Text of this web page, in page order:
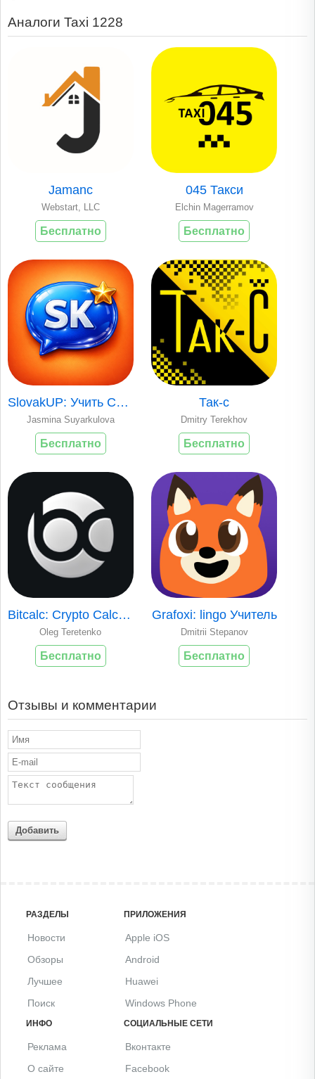
Аналоги Taxi 1228
Jamanc
Webstart, LLC
Бесплатно
045 Такси
Elchin Magerramov
Бесплатно
SlovakUP: Учить Словацкий
Jasmina Suyarkulova
Бесплатно
Так-с
Dmitry Terekhov
Бесплатно
Bitcalc: Crypto Calculator
Oleg Teretenko
Бесплатно
Grafoxi: lingo Учитель
Dmitrii Stepanov
Бесплатно
Отзывы и комментарии
Добавить
РАЗДЕЛЫ
Новости
Обзоры
Лучшее
Поиск
ПРИЛОЖЕНИЯ
Apple iOS
Android
Huawei
Windows Phone
ИНФО
Реклама
О сайте
СОЦИАЛЬНЫЕ СЕТИ
Вконтакте
Facebook